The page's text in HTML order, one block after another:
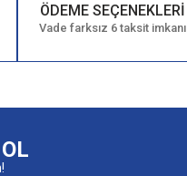
ÖDEME SEÇENEKLERİ
Vade farksız 6 taksit imkanı